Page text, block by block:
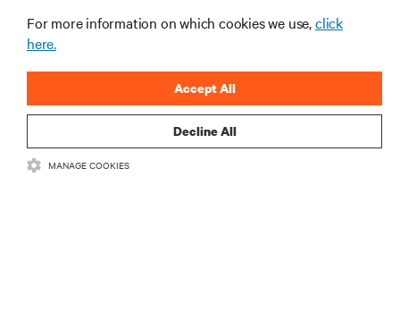
CORPORATIVO
CONECTE-SE CONOSCO
For more information on which cookies we use,click
here.
Decline All
Accept All
MANAGE COOKIES